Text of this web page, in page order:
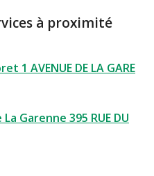
à proximité
1 AVENUE DE LA GARE
Garenne 395 RUE DU